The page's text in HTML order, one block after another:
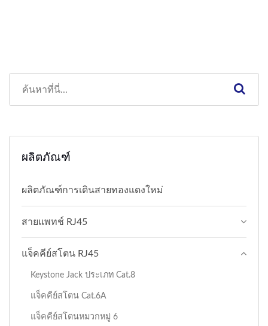
ผลิตภัณฑ์
ผลิตภัณฑ์การเดินสายทองแดงใหม่
สายแพทช์ RJ45
แจ็คคีย์สโตน RJ45
Keystone Jack ประเภท Cat.8
แจ็คคีย์สโตน Cat.6A
แจ็คคีย์สโตนหมวกหมู่ 6